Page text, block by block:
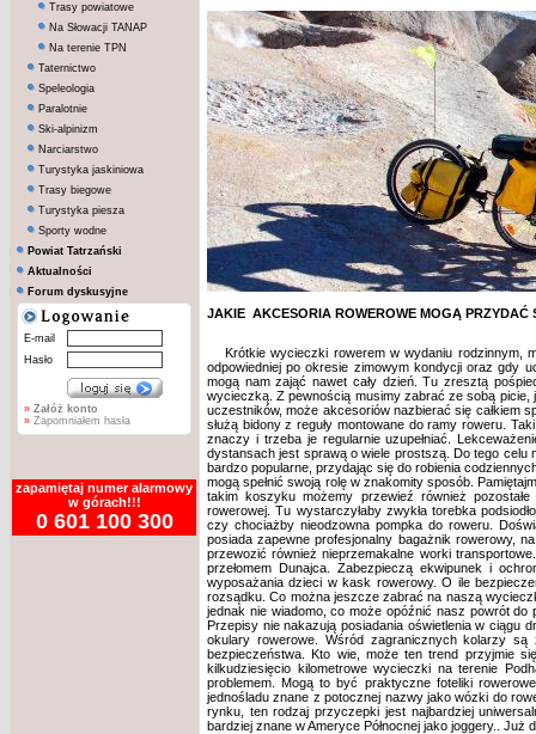
Trasy powiatowe
Na Słowacji TANAP
Na terenie TPN
Taternictwo
Speleologia
Paralotnie
Ski-alpinizm
Narciarstwo
Turystyka jaskiniowa
Trasy biegowe
Turystyka piesza
Sporty wodne
Powiat Tatrzański
Aktualności
Forum dyskusyjne
E-mail
Hasło
» Załóż konto
» Zapomniałem hasła
zapamiętaj numer alarmowy
w górach!!!
0 601 100 300
JAKIE AKCESORIA ROWEROWE MOGĄ PRZYDAĆ
Krótkie wycieczki rowerem w wydaniu rodzinnym,
odpowiedniej po okresie zimowym kondycji oraz gdy
mogą nam zająć nawet cały dzień. Tu zresztą
wycieczką. Z pewnością musimy zabrać ze sobą
uczestników, może akcesoriów nazbierać się całkiem
służą bidony z reguły montowane do ramy roweru.
znaczy i trzeba je regularnie uzupełniać.
dystansach jest sprawą o wiele prostszą. Do tego celu
bardzo popularne, przydając się do robienia
mogą spełnić swoją rolę w znakomity sposób.
takim koszyku możemy przewieź również
rowerowej. Tu wystarczyłaby zwykła torebka
czy chociażby nieodzowna pompka do roweru.
posiada zapewne profesjonalny bagażnik rowerowy,
przewozić również nieprzemakalne worki
przełomem Dunajca. Zabezpieczą ekwipunek i
wyposażania dzieci w kask rowerowy. O ile
rozsądku. Co można jeszcze zabrać na naszą
jednak nie wiadomo, co może opóźnić nasz powrót do
Przepisy nie nakazują posiadania oświetlenia w ciągu
okulary rowerowe. Wśród zagranicznych kolarzy
bezpieczeństwa. Kto wie, może ten trend przyjmie
kilkudziesięcio kilometrowe wycieczki na terenie
problemem. Mogą to być praktyczne foteliki
jednośladu znane z potocznej nazwy jakowózki do
rynku, ten rodzaj przyczepki jest najbardziej
bardziej znane w Ameryce Północnej jako joggery.. Już